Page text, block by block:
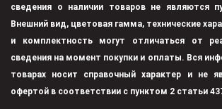
сведения о наличии товаров не являются
Внешний вид, цветовая гамма, технические
и комплектность могут отличаться от
сведения на момент покупки и оплаты. Вся
товарах носит справочный характер и не
офертой в соответствии с пунктом 2 статьи